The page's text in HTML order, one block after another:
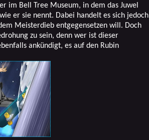
im Bell Tree Museum, in dem das Juwel
er sie nennt. Dabei handelt es sich jedoch
Meisterdieb entgegensetzen will. Doch
zu sein, denn wer ist dieser
ankündigt, es auf den Rubin